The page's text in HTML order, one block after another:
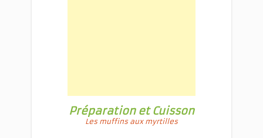
Préparation et Cuisson
Les muffins aux myrtilles